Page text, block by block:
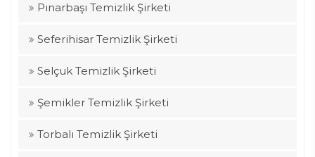
Pınarbaşı Temizlik Şirketi
Seferihisar Temizlik Şirketi
Selçuk Temizlik Şirketi
Şemikler Temizlik Şirketi
Torbalı Temizlik Şirketi